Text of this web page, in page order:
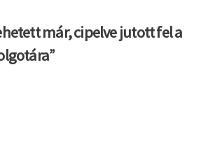
már, cipelve jutott fel a